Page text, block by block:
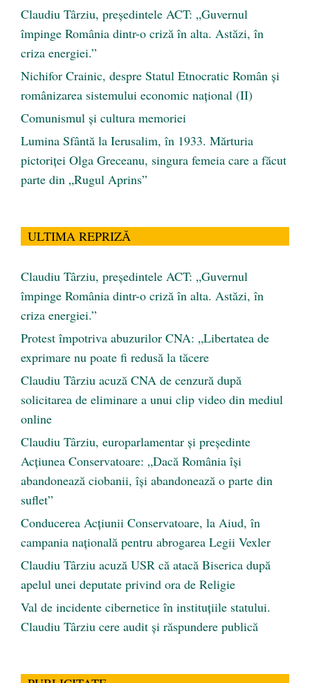
Claudiu Târziu, președintele ACT: „Guvernul
împinge România dintr-o criză în alta. Astăzi, în
criza energiei.”
Nichifor Crainic, despre Statul Etnocratic Român şi
românizarea sistemului economic naţional (II)
Comunismul şi cultura memoriei
Lumina Sfântă la Ierusalim, în 1933. Mărturia
pictoriței Olga Greceanu, singura femeia care a făcut
parte din „Rugul Aprins”
ULTIMA REPRIZĂ
Claudiu Târziu, președintele ACT: „Guvernul
împinge România dintr-o criză în alta. Astăzi, în
criza energiei.”
Protest împotriva abuzurilor CNA: „Libertatea de
exprimare nu poate fi redusă la tăcere
Claudiu Târziu acuză CNA de cenzură după
solicitarea de eliminare a unui clip video din mediul
online
Claudiu Târziu, europarlamentar și președinte
Acțiunea Conservatoare: „Dacă România își
abandonează ciobanii, își abandonează o parte din
suflet”
Conducerea Acțiunii Conservatoare, la Aiud, în
campania națională pentru abrogarea Legii Vexler
Claudiu Târziu acuză USR că atacă Biserica după
apelul unei deputate privind ora de Religie
Val de incidente cibernetice în instituțiile statului.
Claudiu Târziu cere audit și răspundere publică